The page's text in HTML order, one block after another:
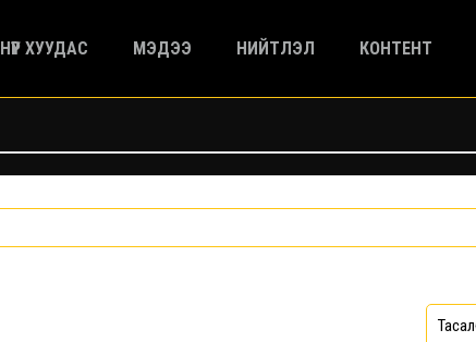
НҮҮР ХУУДАС МЭДЭЭ НИЙТЛЭЛ КОНТЕНТ